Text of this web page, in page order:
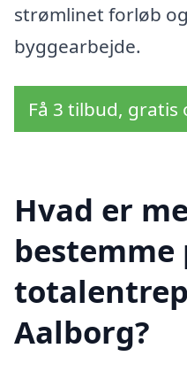
strømlinet forløb
byggearbejde.
Få 3 tilbud,
Hvad er
bestemme
Aalborg?